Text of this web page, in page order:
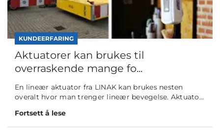
KUNDEERFARING
Aktuatorer kan brukes til
overraskende mange fo...
En lineær aktuator fra LINAK kan brukes nesten
overalt hvor man trenger lineær bevegelse. Aktuato...
Fortsett å lese